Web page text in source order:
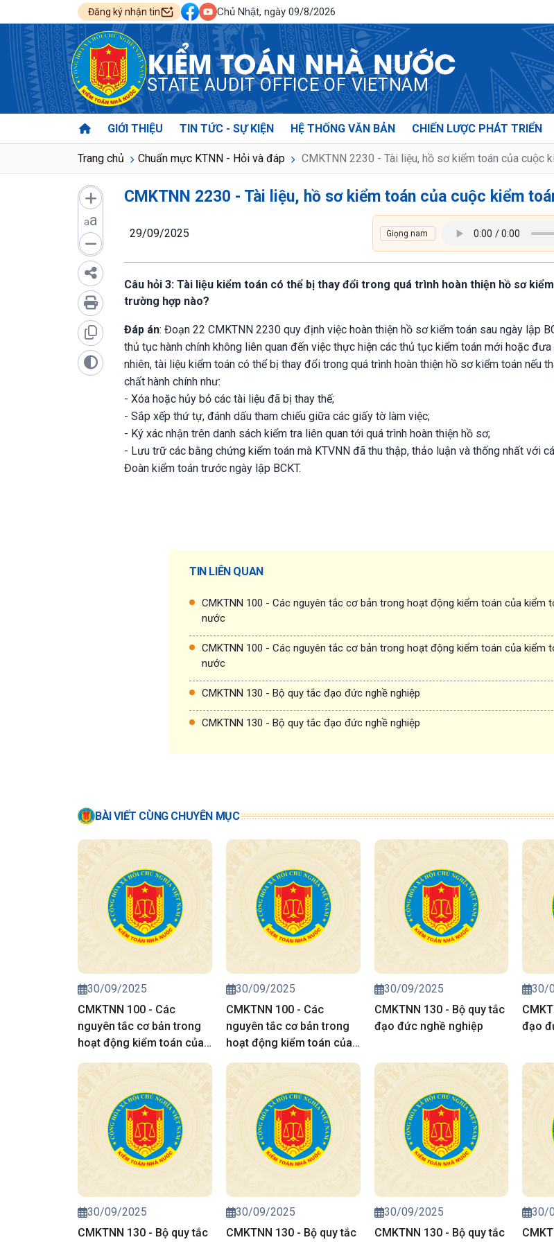
Đăng ký nhận tin Chủ Nhật, ngày 09/8/2026
KIỂM TOÁN NHÀ NƯỚC
STATE AUDIT OFFICE OF VIETNAM
GIỚI THIỆU TIN TỨC - SỰ KIỆN HỆ THỐNG VĂN BẢN CHIẾN LƯỢC PHÁT TRIỂN
Trang chủ Chuẩn mực KTNN - Hỏi và đáp CMKTNN 2230 - Tài liệu, hồ sơ kiểm toán của cuộc
aa
CMKTNN 2230 - Tài liệu, hồ sơ kiểm toán của cuộc kiểm
29/09/2025
Câu hỏi 3: Tài liệu kiểm toán có thể bị thay đổi trong quá trình hoàn thiện hồ sơ
trường hợp nào?
Đáp án: Đoạn 22 CMKTNN 2230 quy định việc hoàn thiện hồ sơ kiểm toán sau ngày lập
thủ tục hành chính không liên quan đến việc thực hiện các thủ tục kiểm toán mới hoặc đưa
nhiên, tài liệu kiểm toán có thể bị thay đổi trong quá trình hoàn thiện hồ sơ kiểm toán nếu
chất hành chính như:
- Xóa hoặc hủy bỏ các tài liệu đã bị thay thế;
- Sắp xếp thứ tự, đánh dấu tham chiếu giữa các giấy tờ làm việc;
- Ký xác nhận trên danh sách kiểm tra liên quan tới quá trình hoàn thiện hồ sơ;
- Lưu trữ các bằng chứng kiểm toán mà KTVNN đã thu thập, thảo luận và thống nhất với
Đoàn kiểm toán trước ngày lập BCKT.
TIN LIÊN QUAN
CMKTNN 100 - Các nguyên tắc cơ bản trong hoạt động kiểm toán của kiểm
nước
CMKTNN 100 - Các nguyên tắc cơ bản trong hoạt động kiểm toán của kiểm
nước
CMKTNN 130 - Bộ quy tắc đạo đức nghề nghiệp
CMKTNN 130 - Bộ quy tắc đạo đức nghề nghiệp
BÀI VIẾT CÙNG CHUYÊN MỤC
30/09/2025
CMKTNN 100 - Các
nguyên tắc cơ bản trong
hoạt động kiểm toán của
30/09/2025
CMKTNN 100 - Các
nguyên tắc cơ bản trong
hoạt động kiểm toán của
30/09/2025
CMKTNN 130 - Bộ quy tắc
đạo đức nghề nghiệp
30/
đạo
30/09/2025
CMKTNN 130 - Bộ quy tắc
30/09/2025
CMKTNN 130 - Bộ quy tắc
30/09/2025
CMKTNN 130 - Bộ quy tắc
30/